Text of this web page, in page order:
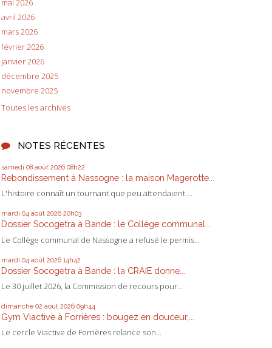
mai 2026
avril 2026
mars 2026
février 2026
janvier 2026
décembre 2025
novembre 2025
Toutes les archives
NOTES RÉCENTES
samedi 08 août 2026 08h22
Rebondissement à Nassogne : la maison Magerotte...
L'histoire connaît un tournant que peu attendaient....
mardi 04 août 2026 20h03
Dossier Socogetra à Bande : le Collège communal...
Le Collège communal de Nassogne a refusé le permis...
mardi 04 août 2026 14h42
Dossier Socogetra à Bande : la CRAIE donne...
Le 30 juillet 2026, la Commission de recours pour...
dimanche 02 août 2026 09h44
Gym Viactive à Forrières : bougez en douceur,...
Le cercle Viactive de Forrières relance son...